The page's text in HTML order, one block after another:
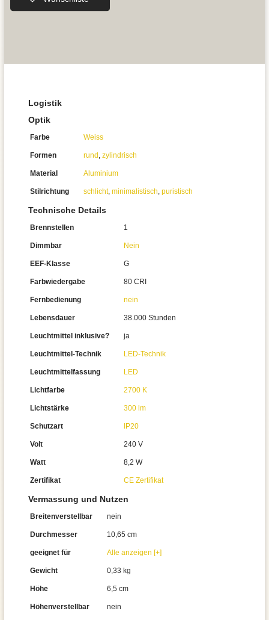
Logistik
Optik
Farbe Weiss
Formen rund , zylindrisch
Material Aluminium
Stilrichtung schlicht, minimalistisch, puristisch
Technische Details
Brennstellen 1
Dimmbar Nein
EEF-Klasse G
Farbwiedergabe 80 CRI
Fernbedienung nein
Lebensdauer 38.000 Stunden
Leuchtmittel inklusive? ja
Leuchtmittel-Technik LED-Technik
Leuchtmittelfassung LED
Lichtfarbe 2700 K
Lichtstärke 300 lm
Schutzart IP20
Volt 240 V
Watt 8,2 W
Zertifikat CE Zertifikat
Vermassung und Nutzen
Breitenverstellbar nein
Durchmesser 10,65 cm
geeignet für Alle anzeigen [+]
Gewicht 0,33 kg
Höhe 6,5 cm
Höhenverstellbar nein